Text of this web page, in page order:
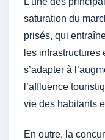
saturation du
prisés, qui
les
s’adapter à
l’affluence
vie des habitants
En outre, la